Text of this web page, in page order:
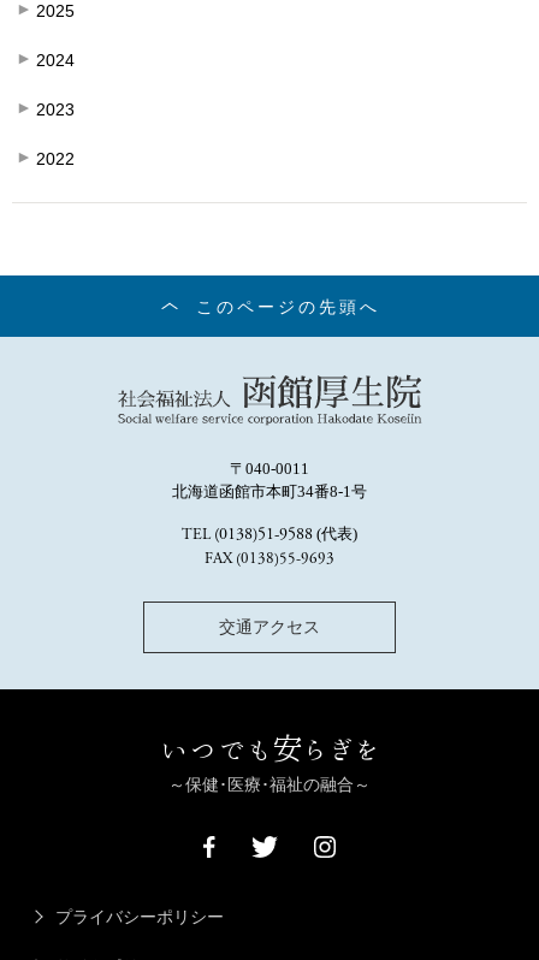
2025
2024
2023
2022
このページの先頭へ
〒040-0011
北海道函館市本町34番8-1号
TEL (0138)51-9588 (代表)
FAX (0138)55-9693
交通アクセス
いつでも安らぎを
～保健･医療･福祉の融合～
プライバシーポリシー